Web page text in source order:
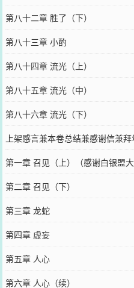
第八十二章 胜了（下）
第八十三章 小酌
第八十四章 流光（上）
第八十五章 流光（中）
第八十六章 流光（下）
上架感言兼本卷总结兼感谢信兼
第一章 召见（上）（感谢白银盟大
第二章 召见（下）
第三章 龙蛇
第四章 虚妄
第五章 人心
第六章 人心（续）